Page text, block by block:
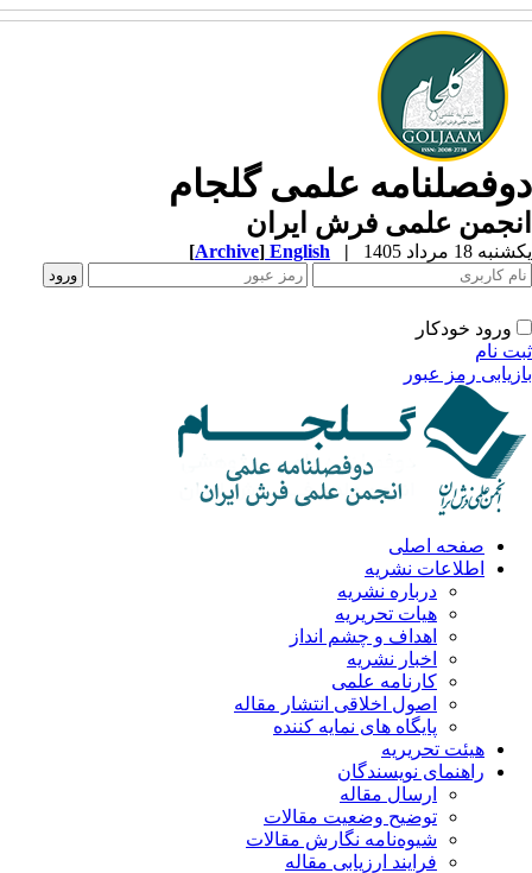
علمی گلجام
علمی فرش ایران
18 مرداد 1405 |
English
[Archive]
ورود خودکار
نام
رمز عبور
صفحه اصلی
اطلاعات نشریه
درباره نشریه
هیات تحریریه
اهداف و چشم انداز
اخبار نشریه
کارنامه علمی
اصول اخلاقی انتشار مقاله
پایگاه های نمایه کننده
هیئت تحریریه
راهنمای نویسندگان
ارسال مقاله
توضیح وضعیت مقالات
شیوه‌نامه نگارش مقالات
فرایند ارزیابی مقاله